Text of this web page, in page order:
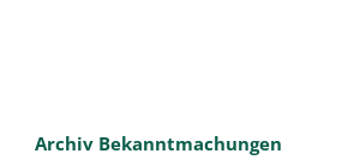
Archiv Bekanntmachungen